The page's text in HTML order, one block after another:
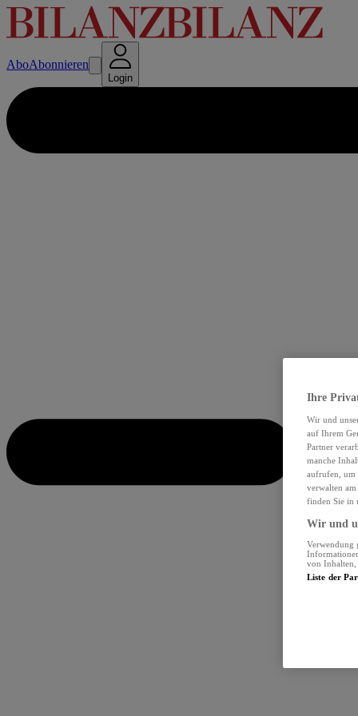
AboAbonnieren
Login
Ihre
Wir und
auf Ihrem
Partner
manche
aufrufen, um
verwalten
finden Sie in
Wir und
Verwendung
von Inhalten,
Liste der